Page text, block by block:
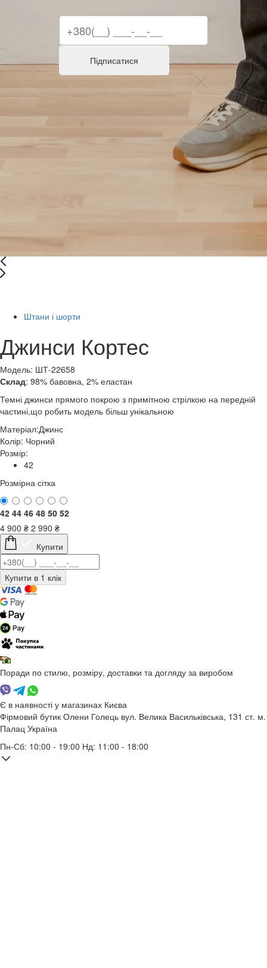
Штани і шорти
Джинси Кортес
Модель: ШТ-22658
Склад: 98% бавовна, 2% еластан
Темні джинси прямого покрою з примітною стрілкою на передній
частині,що робить модель більш унікальною
Матеріал:Джинс
Колір: Чорний
Розмір:
42
Розмірна сітка
42 44 46 48 50 52
4 900 ₴ 2 990 ₴
Купити
Поради по стилю, розміру, доставки та догляду за виробом
Є в наявності у магазинах Києва
Фірмовий бутик Олени Голець вул. Велика Васильківська, 131 ст. м.
Палац Україна
Пн-Сб: 10:00 - 19:00 Нд: 11:00 - 18:00
Підписатися